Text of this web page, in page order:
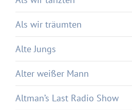
Als wir träumten
Alte Jungs
Alter weißer Mann
Altman’s Last Radio Show